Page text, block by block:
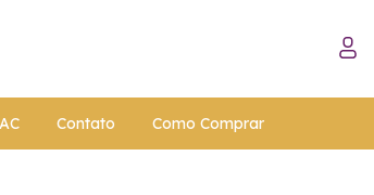
Contato Como Comprar